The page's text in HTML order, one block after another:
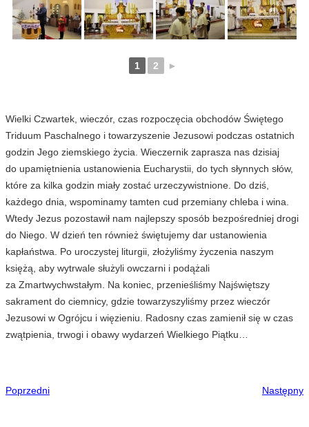
1 2 ►
Wielki Czwartek, wieczór, czas rozpoczęcia obchodów Świętego
Triduum Paschalnego i towarzyszenie Jezusowi podczas ostatnich
godzin Jego ziemskiego życia. Wieczernik zaprasza nas dzisiaj
do upamiętnienia ustanowienia Eucharystii, do tych słynnych słów,
które za kilka godzin miały zostać urzeczywistnione. Do dziś,
każdego dnia, wspominamy tamten cud przemiany chleba i wina.
Wtedy Jezus pozostawił nam najlepszy sposób bezpośredniej drogi
do Niego. W dzień ten również świętujemy dar ustanowienia
kapłaństwa. Po uroczystej liturgii, złożyliśmy życzenia naszym
księżą, aby wytrwale służyli owczarni i podążali
za Zmartwychwstałym. Na koniec, przenieśliśmy Najświętszy
sakrament do ciemnicy, gdzie towarzyszyliśmy przez wieczór
Jezusowi w Ogrójcu i więzieniu. Radosny czas zamienił się w czas
zwątpienia, trwogi i obawy wydarzeń Wielkiego Piątku…
Poprzedni Następny